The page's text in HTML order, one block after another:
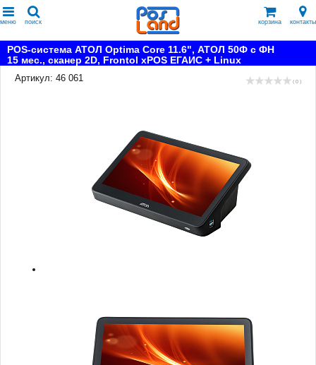
меню поиск корзина контакты
POS-система АТОЛ Optima Core 11.6", АТОЛ 50Ф с ФН
15 мес., сканер 2D, Frontol xPOS ЕГАИС + Linux
Артикул: 46 061
( 0 )